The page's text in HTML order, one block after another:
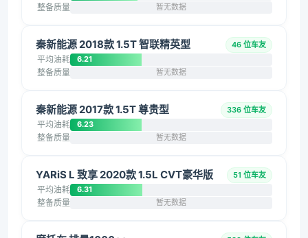
整备质量 暂无数据
秦新能源 2018款 1.5T 智联精英型 46 位车友
平均油耗 6.21
整备质量 暂无数据
秦新能源 2017款 1.5T 尊贵型 336 位车友
平均油耗 6.23
整备质量 暂无数据
YARiS L 致享 2020款 1.5L CVT豪华版 51 位车友
平均油耗 6.31
整备质量 暂无数据